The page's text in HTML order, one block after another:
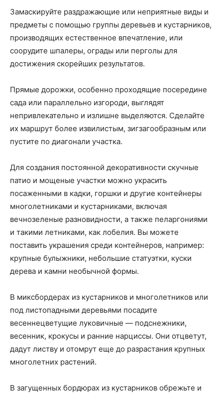
Замаскируйте раздражающие или неприятные виды и
предметы с помощью группы деревьев и кустарников,
производящих естественное впечатление, или
соорудите шпалеры, ограды или перголы для
достижения скорейших результатов.
Прямые дорожки, особенно проходящие посередине
сада или параллельно изгороди, выглядят
непривлекательно и излишне выделяются. Сделайте
их маршрут более извилистым, зигзагообразным или
пустите по диагонали участка.
Для создания постоянной декоративности скучные
патио и мощеные участки можно украсить
посаженными в кадки, горшки и другие контейнеры
многолетниками и кустарниками, включая
вечнозеленые разновидности, а также пеларгониями
и такими летниками, как лобелия. Вы можете
поставить украшения среди контейнеров, например:
крупные булыжники, небольшие статуэтки, куски
дерева и камни необычной формы.
В миксбордерах из кустарников и многолетников или
под листопадными деревьями посадите
весеннецветущие луковичные — подснежники,
весенник, крокусы и ранние нарциссы. Они отцветут,
дадут листву и отомрут еще до разрастания крупных
многолетних растений.
В загущенных бордюрах из кустарников обрежьте и